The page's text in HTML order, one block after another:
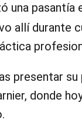
una pasantía
allí durante
presentar
donde